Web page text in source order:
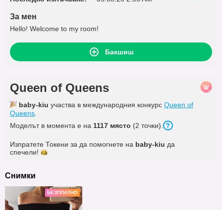
За мен
Hello! Welcome to my room!
Бакшиш
Queen of Queens
baby-kiu участва в международния конкурс Queen of
Queens
Моделът в момента е на 1117 място (2 точки).
Изпратете Токени за да помогнете на baby-kiu да
спечели!
Снимки
БЕЗПЛАТНО